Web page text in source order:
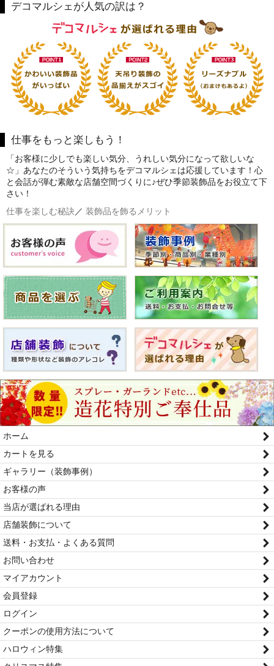
デコマルシェが人気の訳は？
仕事をもっと楽しもう！
「お客様に少しでも楽しい気分、うれしい気分になって欲しいな
☆」あなたのそういう気持ちをデコマルシェは応援しています！心
と会話が弾む素敵な店舗空間づくりに♪ぜひ季節装飾品をお役立て下
さい！
仕事を楽しむ秘訣／ 装飾品を飾るメリット
ホーム
カートを見る
ギャラリー（装飾事例）
お客様の声
当店が選ばれる理由
店舗装飾について
送料・お支払・よくある質問
お問い合わせ
マイアカウント
会員登録
ログイン
クーポンの使用方法について
ハロウィン特集